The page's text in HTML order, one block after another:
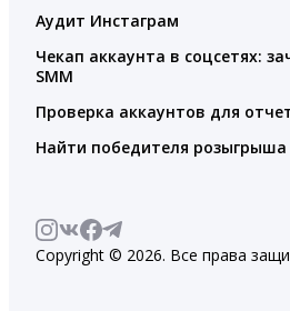
Аудит Инстаграм
Чекап аккаунта в соцсетях:
SMM
Проверка аккаунтов для
Найти победителя розыгрыша
Copyright © 2026. Все права